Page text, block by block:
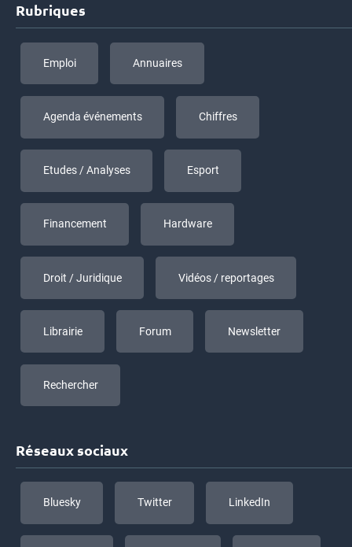
Rubriques
Emploi Annuaires
Agenda événements Chiffres
Etudes / Analyses Esport
Financement Hardware
Droit / Juridique Vidéos / reportages
Librairie Forum Newsletter
Rechercher
Réseaux sociaux
Bluesky Twitter LinkedIn